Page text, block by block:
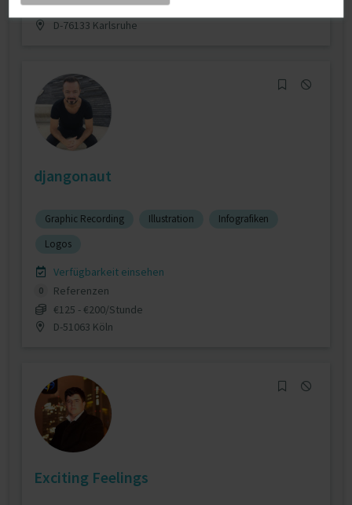
€35 - €60/Stunde
D-76133 Karlsruhe
djangonaut
Graphic Recording Illustration
Infografiken
Logos
Verfügbarkeit einsehen
0
Referenzen
€125 - €200/Stunde
D-51063 Köln
Exciting Feelings